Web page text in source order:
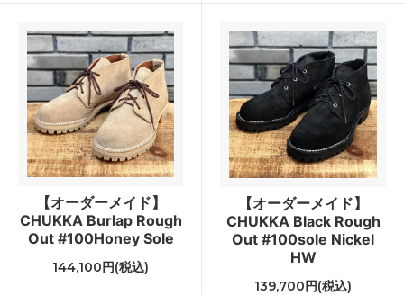
【オーダーメイド】
CHUKKA Burlap Rough
Out #100Honey Sole
144,100円(税込)
【オーダーメイド】
CHUKKA Black Rough
Out #100sole Nickel
HW
139,700円(税込)